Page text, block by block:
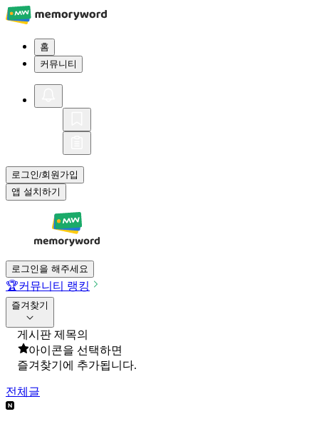
홈
커뮤니티
로그인/회원가입
앱 설치하기
로그인을 해주세요
🏆커뮤니티 랭킹
즐겨찾기
게시판 제목의
아이콘을 선택하면
즐겨찾기에 추가됩니다.
전체글